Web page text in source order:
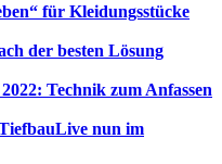
für Kleidungsstücke
der besten Lösung
Technik zum Anfassen
nun im